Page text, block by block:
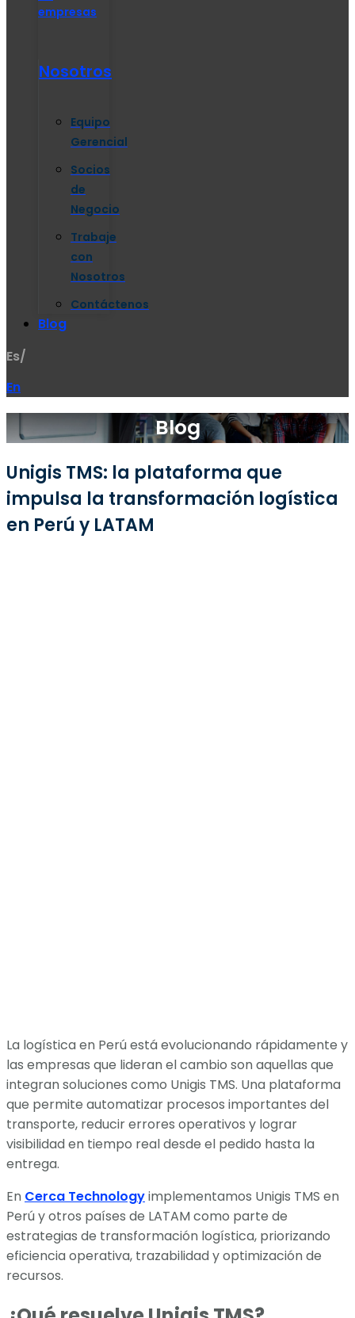
empresas
Nosotros
Equipo
Gerencial
Socios
de
Negocio
Trabaje
con
Nosotros
Contáctenos
Blog
Es/
En
Blog
Unigis TMS: la plataforma que
impulsa la transformación logística
en Perú y LATAM
La logística en Perú está evolucionando rápidamente y
las empresas que lideran el cambio son aquellas que
integran soluciones como Unigis TMS. Una plataforma
que permite automatizar procesos importantes del
transporte, reducir errores operativos y lograr
visibilidad en tiempo real desde el pedido hasta la
entrega.
En Cerca Technologyimplementamos Unigis TMS en
Perú y otros países de LATAM como parte de
estrategias de transformación logística, priorizando
eficiencia operativa, trazabilidad y optimización de
recursos.